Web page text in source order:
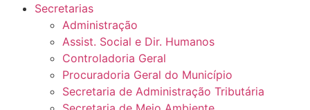
Secretarias
Administração
Assist. Social e Dir. Humanos
Controladoria Geral
Procuradoria Geral do Município
Secretaria de Administração Tributária